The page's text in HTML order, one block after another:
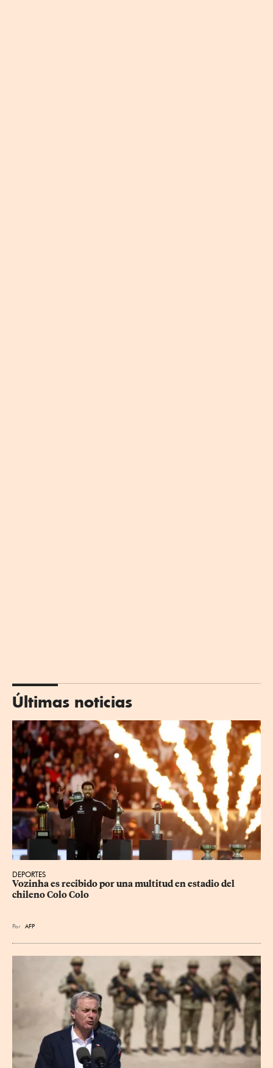
Últimas noticias
DEPORTES
Vozinha es recibido por una multitud en estadio del
chileno Colo Colo
Por AFP